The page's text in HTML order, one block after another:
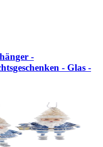
-
- Glas -